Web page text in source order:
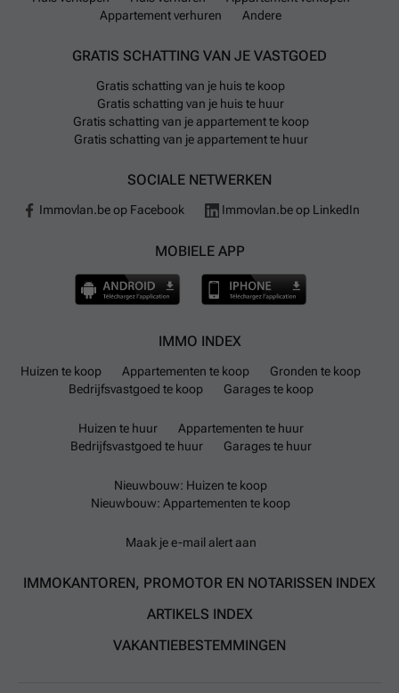
Appartement verhuren
Andere
GRATIS SCHATTING VAN JE VASTGOED
Gratis schatting van je huis te koop
Gratis schatting van je huis te huur
Gratis schatting van je appartement te koop
Gratis schatting van je appartement te huur
SOCIALE NETWERKEN
Immovlan.be op Facebook Immovlan.be op LinkedIn
MOBIELE APP
IMMO INDEX
Huizen te koop Appartementen te koop
Gronden te koop
Bedrijfsvastgoed te koop
Garages te koop
Huizen te huur
Appartementen te huur
Bedrijfsvastgoed te huur
Garages te huur
Nieuwbouw: Huizen te koop
Nieuwbouw: Appartementen te koop
Maak je e-mail alert aan
IMMOKANTOREN, PROMOTOR EN NOTARISSEN INDEX
ARTIKELS INDEX
VAKANTIEBESTEMMINGEN